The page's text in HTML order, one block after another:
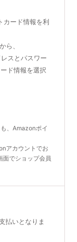
カード情報を利
ら、
スとパスワー
ド情報を選択
、Amazonポイ
アカウントでお
面でショップ会員
払いとなりま